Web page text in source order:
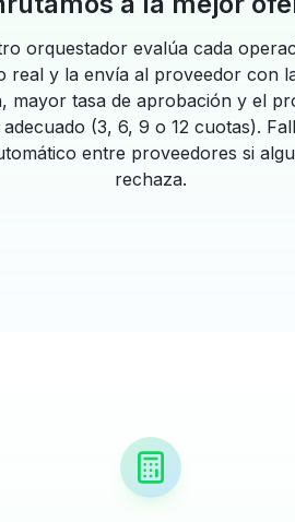
orquestador evalúa cada
real y la envía al proveedor con
mayor tasa de aprobación y el
adecuado (3, 6, 9 o 12 cuotas).
entre proveedores si
rechaza.